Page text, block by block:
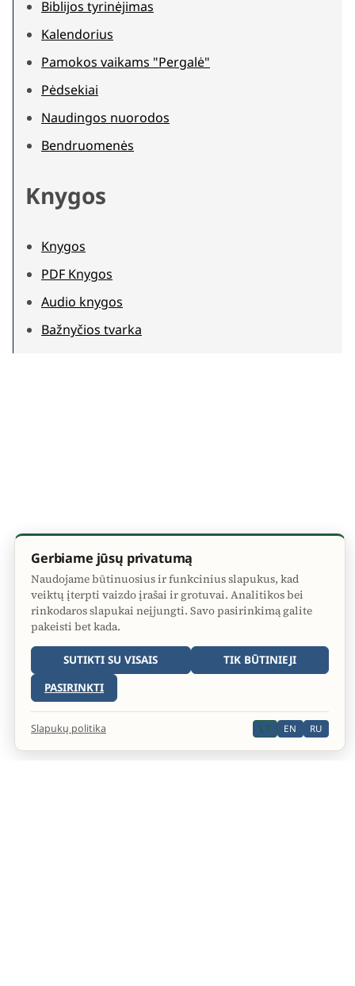
Biblijos tyrinėjimas
Kalendorius
Pamokos vaikams "Pergalė"
Pėdsekiai
Naudingos nuorodos
Bendruomenės
Knygos
Knygos
PDF Knygos
Audio knygos
Bažnyčios tvarka
Gerbiame jūsų privatumą
Naudojame būtinuosius ir funkcinius slapukus, kad
veiktų įterpti vaizdo įrašai ir grotuvai. Analitikos bei
rinkodaros slapukai neįjungti. Savo pasirinkimą galite
pakeisti bet kada.
SUTIKTI SU VISAIS
TIK BŪTINIEJI
PASIRINKTI
Slapukų politika LT EN RU